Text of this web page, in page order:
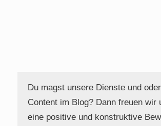
Du magst unsere Dienste und
Content im Blog? Dann freuen wir
eine positive und konstruktive